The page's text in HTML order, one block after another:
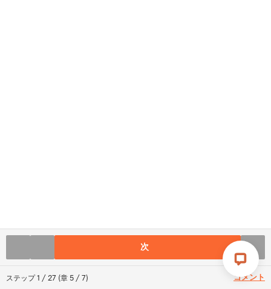
ステップ1 / 27 (章 5 /7) コメント
次